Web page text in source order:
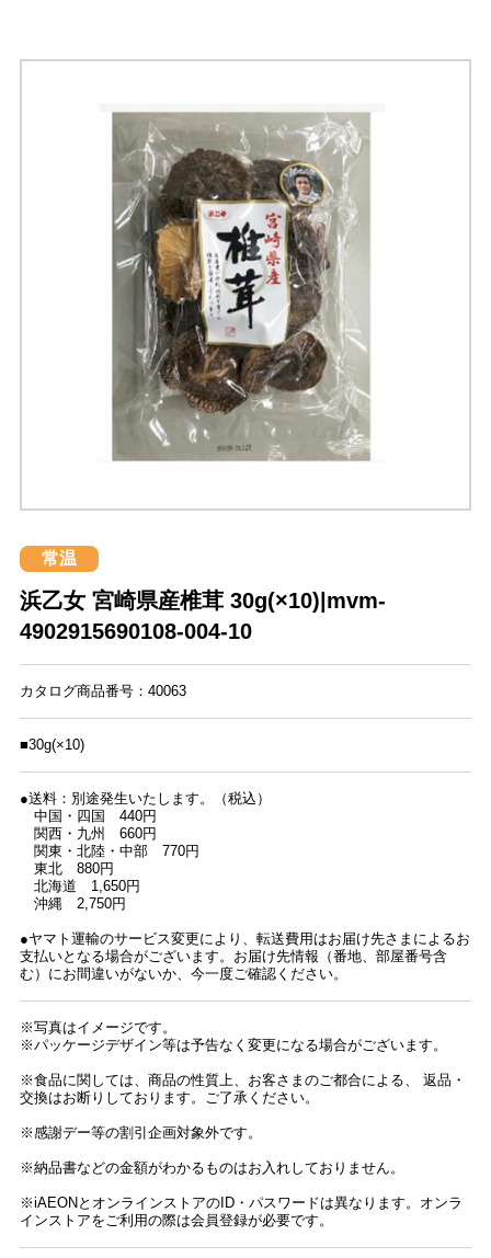
常温
浜乙女 宮崎県産椎茸 30g(×10)|mvm-
4902915690108-004-10
カタログ商品番号：40063
■30g(×10)
●送料：別途発生いたします。（税込）
中国・四国 440円
関西・九州 660円
関東・北陸・中部 770円
東北 880円
北海道 1,650円
沖縄 2,750円
●ヤマト運輸のサービス変更により、転送費用はお届け先さまによるお
支払いとなる場合がございます。お届け先情報（番地、部屋番号含
む）にお間違いがないか、今一度ご確認ください。
※写真はイメージです。
※パッケージデザイン等は予告なく変更になる場合がございます。
※食品に関しては、商品の性質上、お客さまのご都合による、 返品・
交換はお断りしております。ご了承ください。
※感謝デー等の割引企画対象外です。
※納品書などの金額がわかるものはお入れしておりません。
※iAEONとオンラインストアのID・パスワードは異なります。オンラ
インストアをご利用の際は会員登録が必要です。